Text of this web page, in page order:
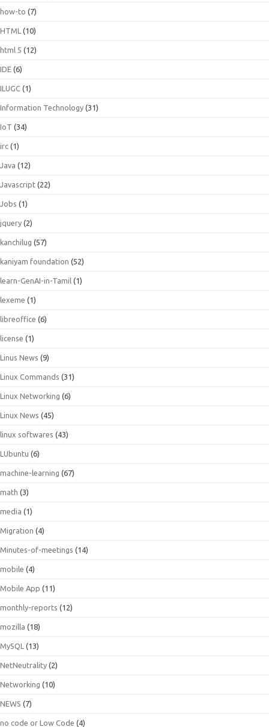
how-to (7)
HTML (10)
html 5 (12)
IDE (6)
ILUGC (1)
Information Technology (31)
IoT (34)
irc (1)
Java (12)
Javascript (22)
Jobs (1)
jquery (2)
kanchilug (57)
kaniyam foundation (52)
learn-GenAI-in-Tamil (1)
lexeme (1)
libreoffice (6)
license (1)
Linus News (9)
Linux Commands (31)
Linux Networking (6)
Linux News (45)
linux softwares (43)
LUbuntu (6)
machine-learning (67)
math (3)
media (1)
Migration (4)
Minutes-of-meetings (14)
mobile (4)
Mobile App (11)
monthly-reports (12)
mozilla (18)
MySQL (13)
NetNeutrality (2)
Networking (10)
NEWS (7)
no code or Low Code (4)